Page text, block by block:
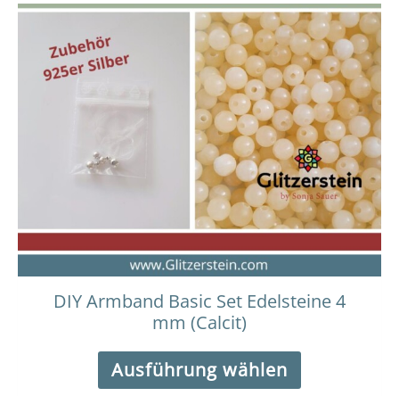
DIY Armband Basic Set Edelsteine 4
mm (Calcit)
Ausführung wählen
Dieses
Produkt
weist
mehrere
Varianten
auf.
Die
Optionen
können
auf
der
werden
Preisspanne:
14,00 €
bis
15,00 €